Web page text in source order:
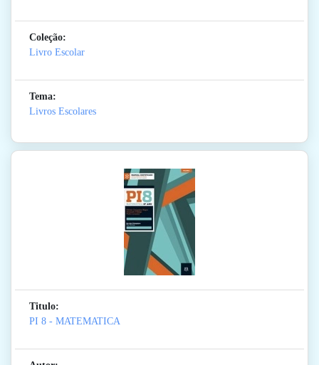
Coleção:
Livro Escolar
Tema:
Livros Escolares
Titulo:
PI 8 - MATEMATICA